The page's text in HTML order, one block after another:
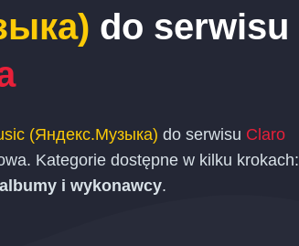
do serwisu
(Яндекс.Музыка) do serwisu Claro
Kategorie dostępne w kilku krokach:
i wykonawcy.